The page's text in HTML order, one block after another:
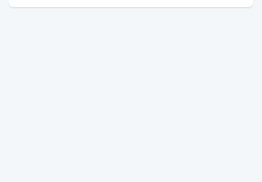
нельзя. Российское законодательство не